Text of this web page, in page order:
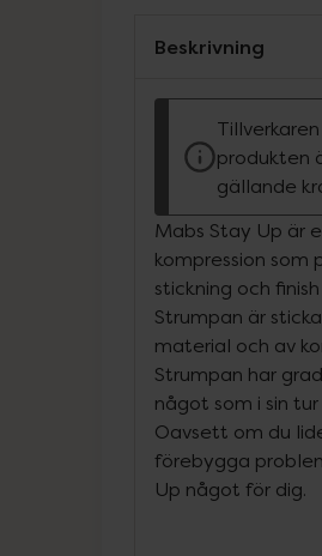
Beskrivning
produkten
gällande
Mabs Stay Up är
kompression som
stickning och
Strumpan är
material och av
Strumpan har
något som i sin
Oavsett om du
förebygga
Up något för dig.